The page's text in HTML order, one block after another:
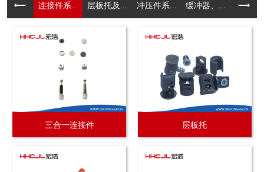
连接件系... 层板托及... 冲压件系... 缓冲器、... 拉手
三合一连接件 层板托